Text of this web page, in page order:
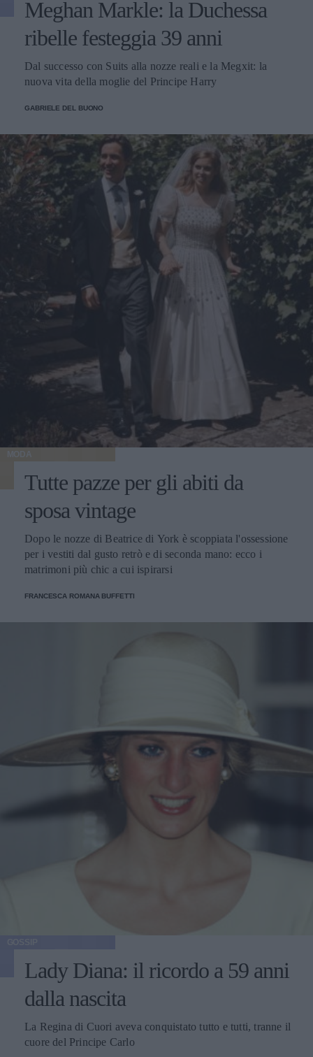
Meghan Markle: la Duchessa
ribelle festeggia 39 anni
Dal successo con Suits alla nozze reali e la Megxit: la
nuova vita della moglie del Principe Harry
GABRIELE DEL BUONO
MODA
Tutte pazze per gli abiti da
sposa vintage
Dopo le nozze di Beatrice di York è scoppiata l'ossessione
per i vestiti dal gusto retrò e di seconda mano: ecco i
matrimoni più chic a cui ispirarsi
FRANCESCA ROMANA BUFFETTI
Lady Diana: il ricordo a 59 anni
dalla nascita
La Regina di Cuori aveva conquistato tutto e tutti, tranne il
cuore del Principe Carlo